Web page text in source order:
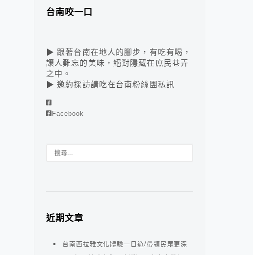
台南咬一口
▶ 跟著台南在地人的腳步，有吃有喝，
讓人難忘的美味，絕對隱藏在庶民巷弄
之中。
▶ 邀約採訪請吃在台南粉絲團私訊
Facebook
近期文章
台南西拉雅文化體驗一日遊/帶領民眾更深